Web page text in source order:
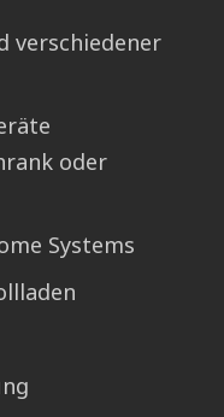
verschiedener
oder
Systems